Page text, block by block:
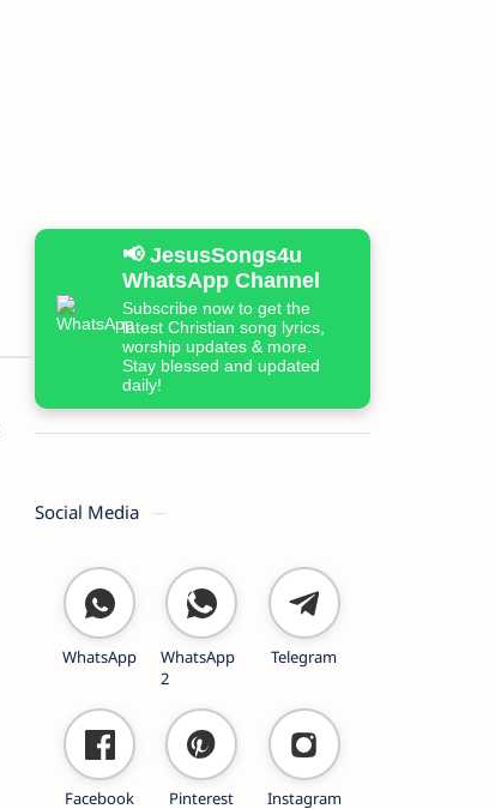
📢 JesusSongs4u
WhatsApp Channel
Subscribe now to get the
latest Christian song lyrics,
worship updates & more.
Stay blessed and updated
daily!
Social Media
WhatsApp
WhatsApp
2
Telegram
Facebook Pinterest Instagram